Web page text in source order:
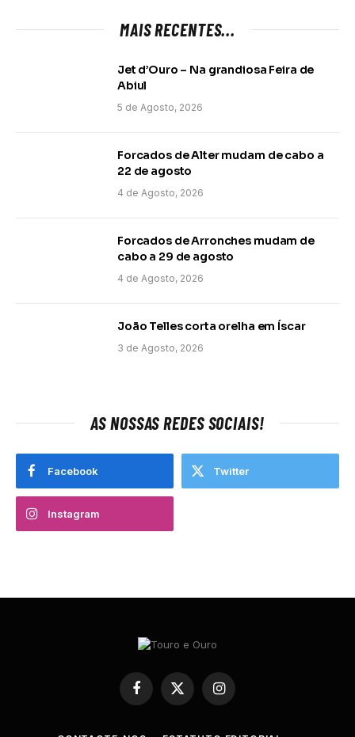
MAIS RECENTES...
Jet d’Ouro – Na grandiosa Feira de
Abiul
5 de Agosto, 2026
Forcados de Alter mudam de cabo a
22 de agosto
4 de Agosto, 2026
Forcados de Arronches mudam de
cabo a 29 de agosto
4 de Agosto, 2026
João Telles corta orelha em Íscar
3 de Agosto, 2026
AS NOSSAS REDES SOCIAIS!
Facebook Twitter
Instagram
Facebook
X
(Twitter)
Instagram